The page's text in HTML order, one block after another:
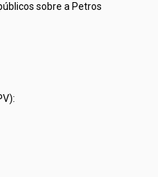
sobre a Petros